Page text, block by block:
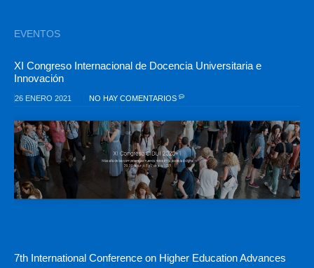
EVENTOS
XI Congreso Internacional de Docencia Universitaria e
Innovación
26 ENERO 2021 NO HAY COMENTARIOS
7th International Conference on Higher Education Advances